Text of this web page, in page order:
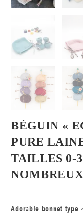
BÉGUIN «
PURE
TAILLES 0-
Adorable bonnet type